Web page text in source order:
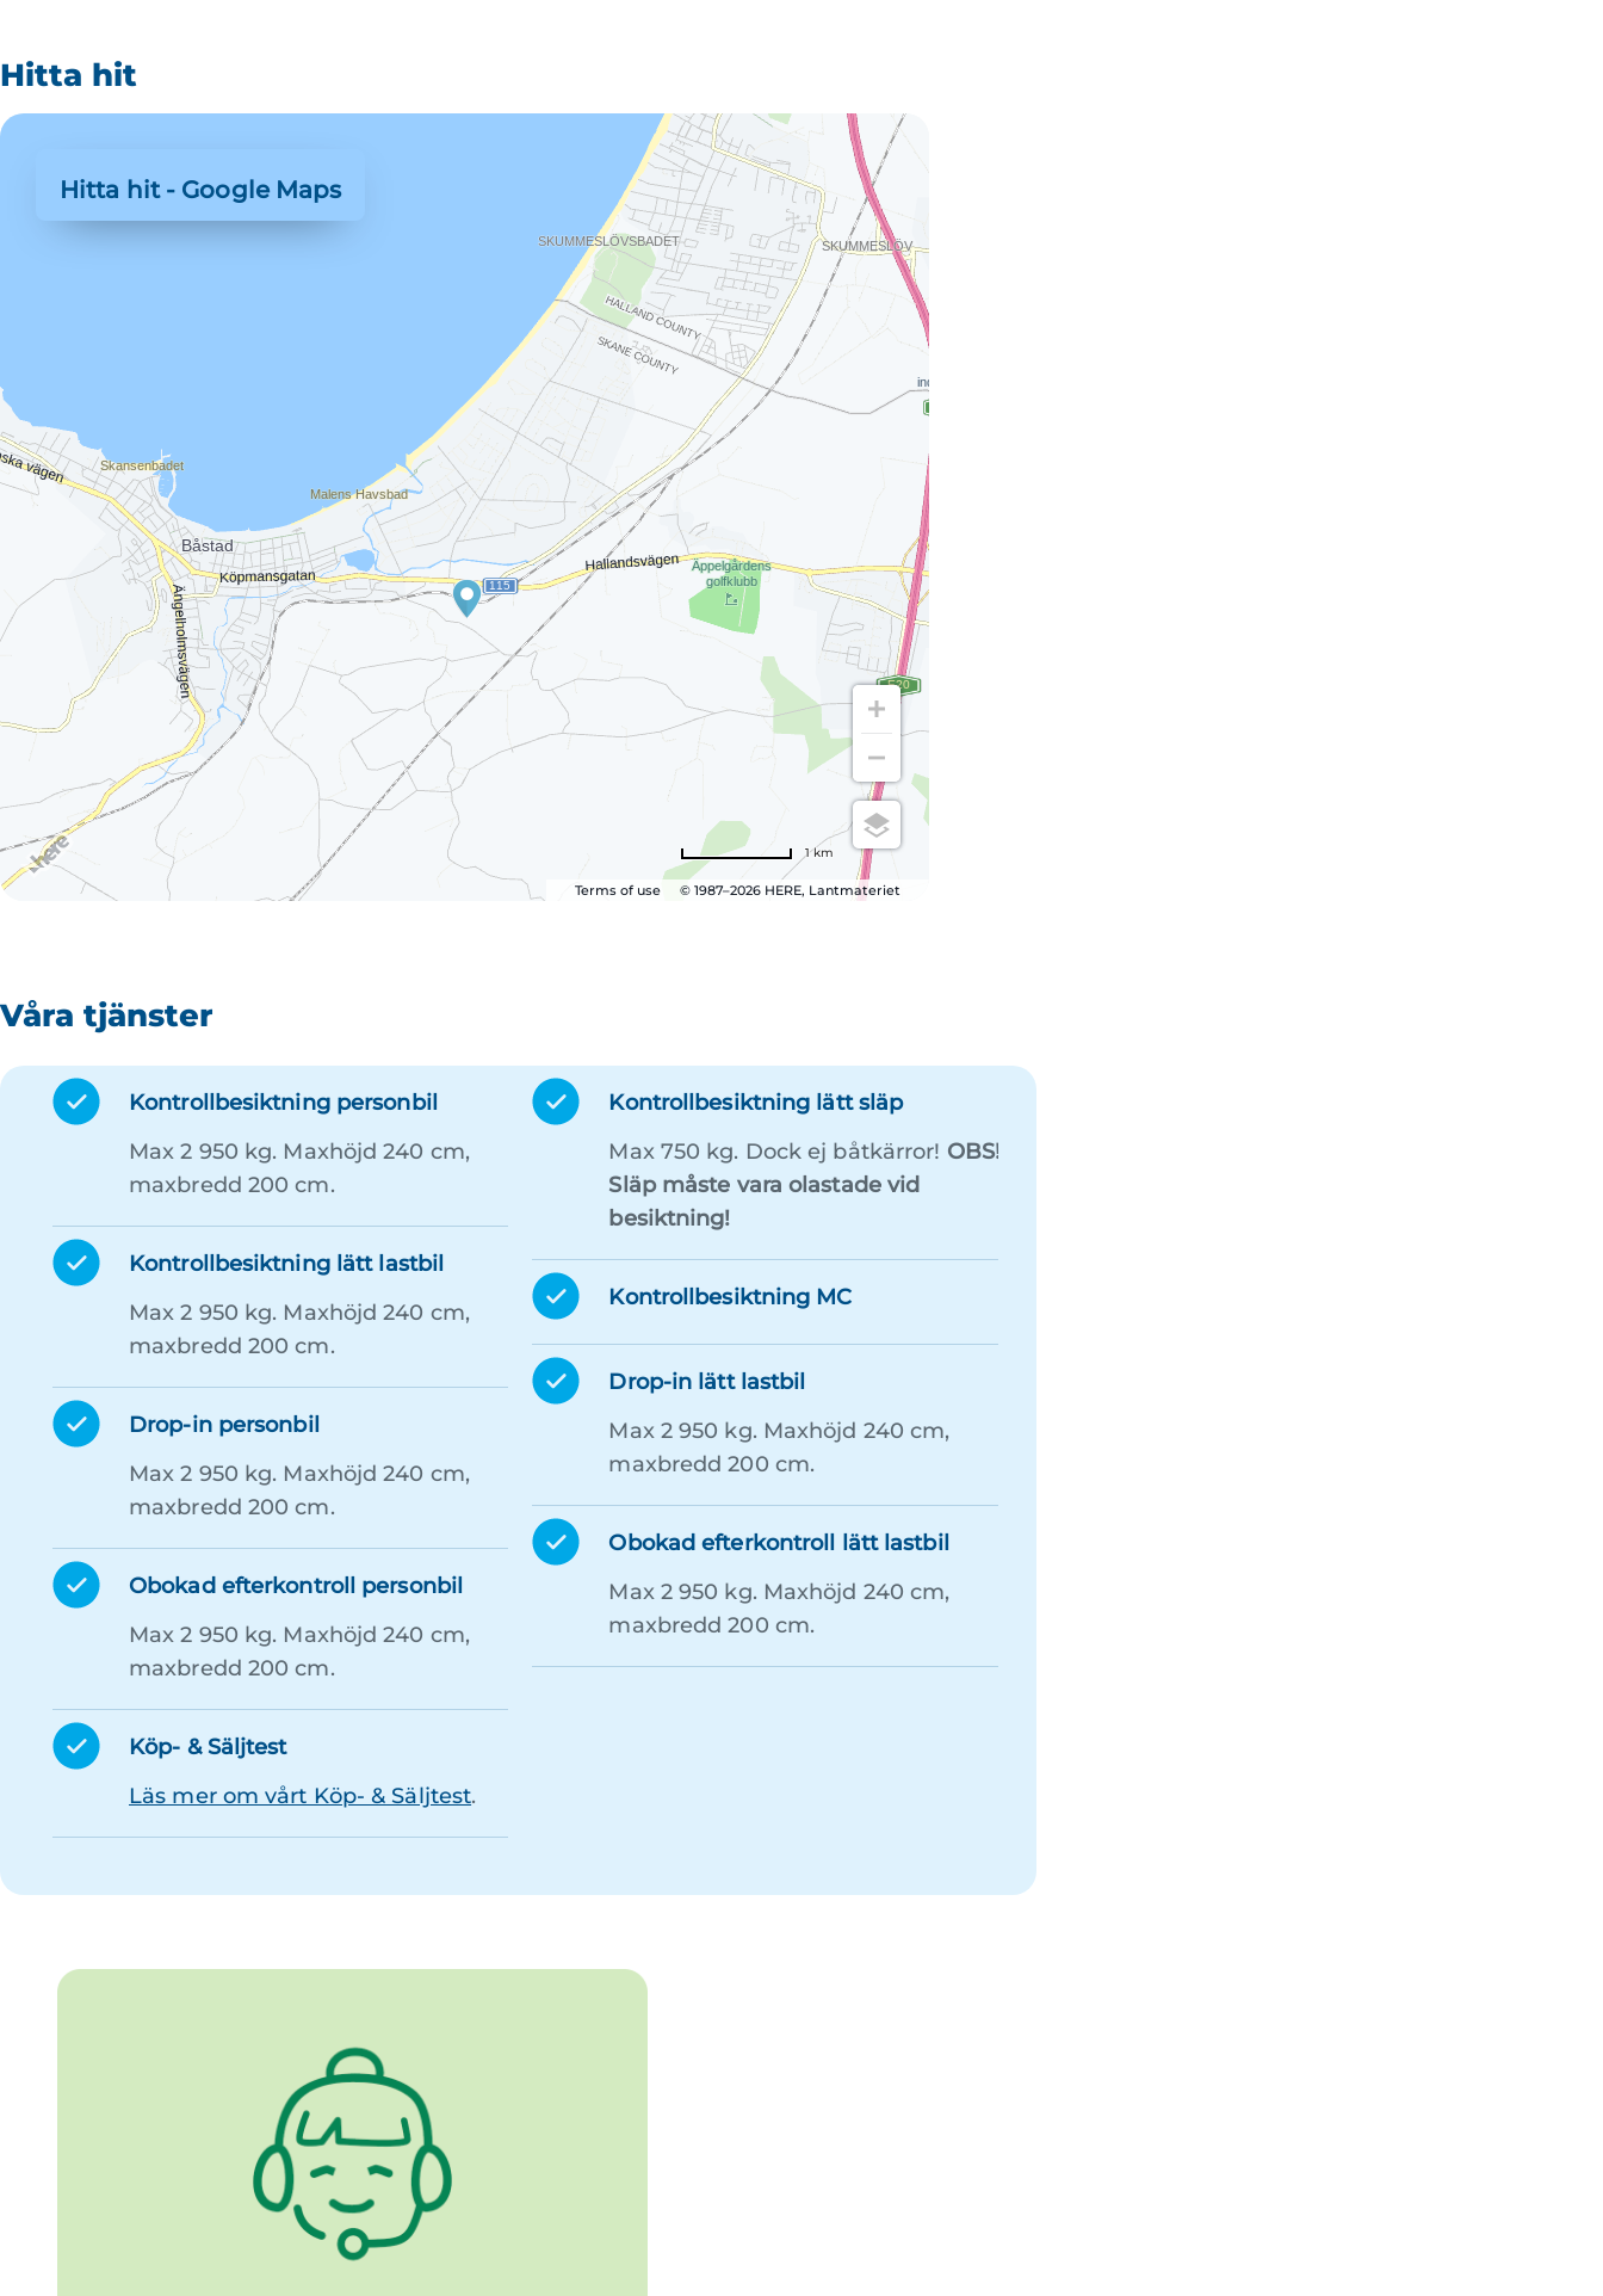
Hitta hit
Terms of use © 1987–2026 HERE, Lantmateriet
1 km
Hitta hit - Google Maps
Våra tjänster
Kontrollbesiktning personbil
Max 2 950 kg. Maxhöjd 240 cm,
maxbredd 200 cm.
Kontrollbesiktning lätt lastbil
Max 2 950 kg. Maxhöjd 240 cm,
maxbredd 200 cm.
Drop-in personbil
Max 2 950 kg. Maxhöjd 240 cm,
maxbredd 200 cm.
Obokad efterkontroll personbil
Max 2 950 kg. Maxhöjd 240 cm,
maxbredd 200 cm.
Köp- & Säljtest
Läs mer om vårt Köp- & Säljtest.
Kontrollbesiktning lätt släp
Max 750 kg. Dock ej båtkärror! OBS!
Släp måste vara olastade vid
besiktning!
Kontrollbesiktning MC
Drop-in lätt lastbil
Max 2 950 kg. Maxhöjd 240 cm,
maxbredd 200 cm.
Obokad efterkontroll lätt lastbil
Max 2 950 kg. Maxhöjd 240 cm,
maxbredd 200 cm.